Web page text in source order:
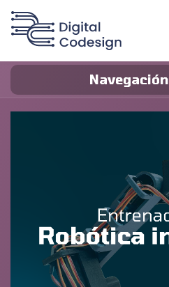
Navegación